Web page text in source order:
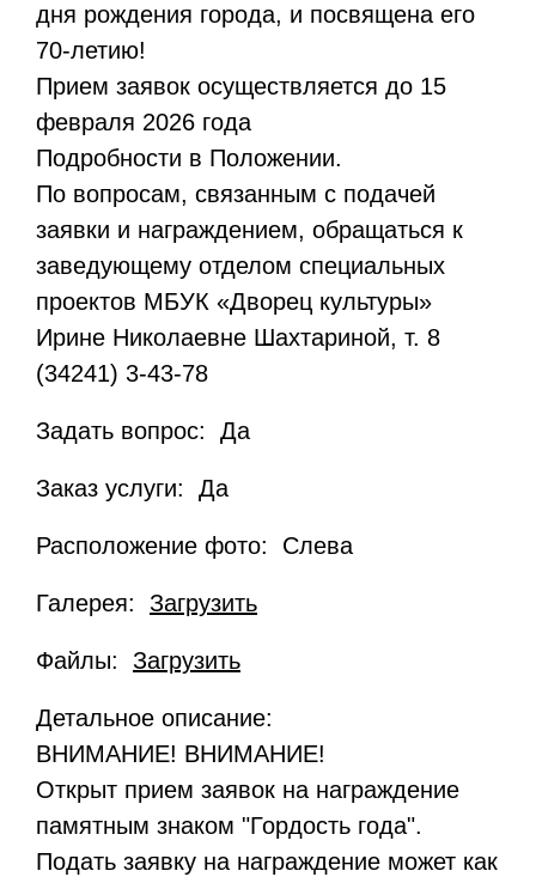
дня рождения города, и посвящена его
70-летию!
Прием заявок осуществляется до 15
февраля 2026 года
Подробности в Положении.
По вопросам, связанным с подачей
заявки и награждением, обращаться к
заведующему отделом специальных
проектов МБУК «Дворец культуры»
Ирине Николаевне Шахтариной, т. 8
(34241) 3-43-78
Задать вопрос: Да
Заказ услуги: Да
Расположение фото: Слева
Галерея: Загрузить
Файлы: Загрузить
Детальное описание:
ВНИМАНИЕ! ВНИМАНИЕ!
Открыт прием заявок на награждение
памятным знаком "Гордость года".
Подать заявку на награждение может как